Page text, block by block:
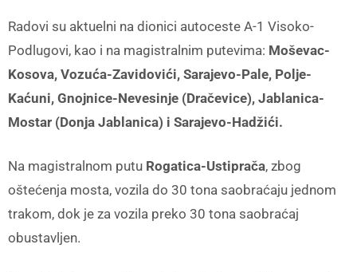
Radovi su aktuelni na dionici autoceste A-1 Visoko-
Podlugovi, kao i na magistralnim putevima: Moševac-
Kosova, Vozuća-Zavidovići, Sarajevo-Pale, Polje-
Kaćuni, Gnojnice-Nevesinje (Dračevice), Jablanica-
Mostar (Donja Jablanica) i Sarajevo-Hadžići.
Na magistralnom putu Rogatica-Ustiprača, zbog
oštećenja mosta, vozila do 30 tona saobraćaju jednom
trakom, dok je za vozila preko 30 tona saobraćaj
obustavljen.